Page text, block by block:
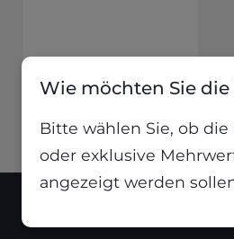
Wie möchten Sie die
Bitte wählen Sie, ob
oder exklusive
angezeigt werden